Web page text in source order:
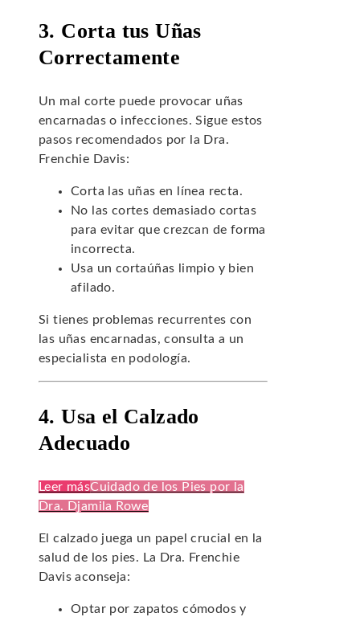
3. Corta tus Uñas
Correctamente
Un mal corte puede provocar uñas
encarnadas o infecciones. Sigue estos
pasos recomendados por la Dra.
Frenchie Davis:
Corta las uñas en línea recta.
No las cortes demasiado cortas
para evitar que crezcan de forma
incorrecta.
Usa un cortaúñas limpio y bien
afilado.
Si tienes problemas recurrentes con
las uñas encarnadas, consulta a un
especialista en podología.
4. Usa el Calzado
Adecuado
Leer másCuidado de los Pies por la
Dra. Djamila Rowe
El calzado juega un papel crucial en la
salud de los pies. La Dra. Frenchie
Davis aconseja:
Optar por zapatos cómodos y